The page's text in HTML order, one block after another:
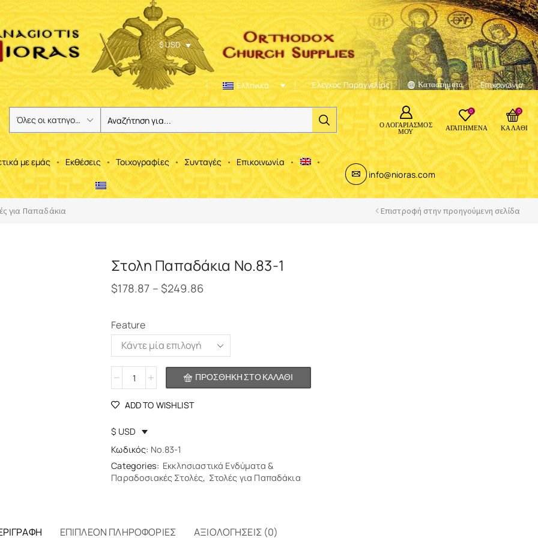
$ USD
Ελληνικά Έλεγχος Παραγγελίας Καταστήματα Επικοινωνία
Ο ΛΟΓΑΡΙΑΣΜΌΣ
ΜΟΥ
0
ΑΓΑΠΗΜΈΝΑ
0
ΚΑΛΆΘΙ
με εμάς Εκθέσεις Τοιχογραφίες Συνταγές
Επικοινωνία
info@nioras.com
για Παπαδάκια Επιστροφή στην προηγούμενη σελίδα
Στολη Παπαδάκια Νο.83-1
$178.87 – $249.86
Feature
ΠΡΟΣΘΉΚΗ ΣΤΟ ΚΑΛΆΘΙ
Alternative:
ADD TO WISHLIST
$ USD
Κωδικός: No.83-1
Categories: Εκκλησιαστικά Ενδύματα &
Παραδοσιακές Στολές, Στολές για Παπαδάκια
ΕΠΙΠΛΈΟΝ ΠΛΗΡΟΦΟΡΊΕΣ ΑΞΙΟΛΟΓΉΣΕΙΣ (0)